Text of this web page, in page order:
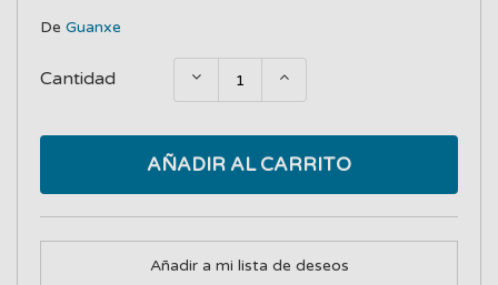
De Guanxe
Cantidad
AÑADIR AL CARRITO
Añadir a mi lista de deseos